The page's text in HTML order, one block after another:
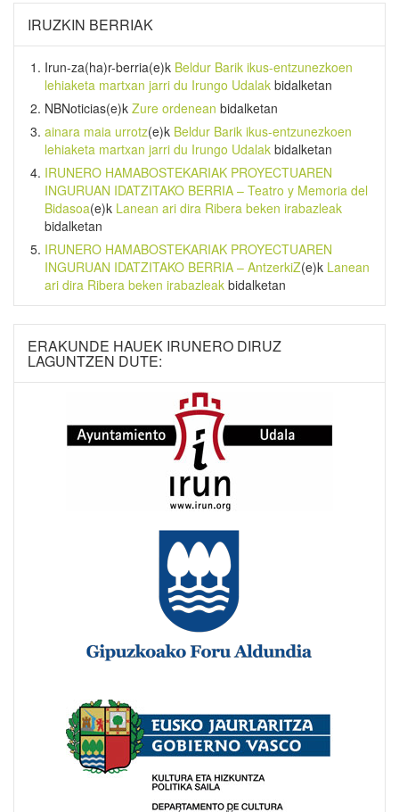
IRUZKIN BERRIAK
Irun-za(ha)r-berria(e)k Beldur Barik ikus-entzunezkoen
lehiaketa martxan jarri du Irungo Udalak bidalketan
NBNoticias(e)k Zure ordenean bidalketan
ainara maia urrotz(e)k Beldur Barik ikus-entzunezkoen
lehiaketa martxan jarri du Irungo Udalak bidalketan
IRUNERO HAMABOSTEKARIAK PROYECTUAREN
INGURUAN IDATZITAKO BERRIA – Teatro y Memoria del
Bidasoa(e)k Lanean ari dira Ribera beken irabazleak
bidalketan
IRUNERO HAMABOSTEKARIAK PROYECTUAREN
INGURUAN IDATZITAKO BERRIA – AntzerkiZ(e)k Lanean
ari dira Ribera beken irabazleak bidalketan
ERAKUNDE HAUEK IRUNERO DIRUZ
LAGUNTZEN DUTE: